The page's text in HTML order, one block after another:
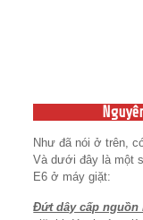
Như đã nói ở trên,
Và dưới đây là một
E6 ở máy giặt:
Đứt dây cấp nguồn